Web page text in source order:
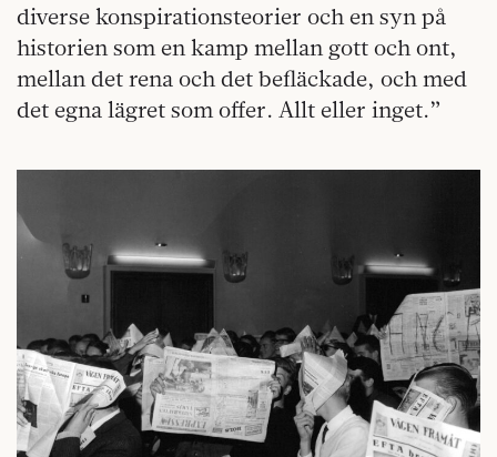
diverse konspirationsteorier och en syn på
historien som en kamp mellan gott och ont,
mellan det rena och det befläckade, och med
det egna lägret som offer. Allt eller inget.”